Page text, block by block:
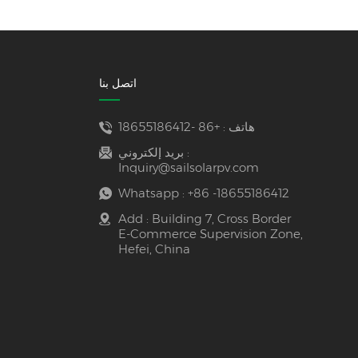
اتصل بنا
هاتف : +86 -18655186412
بريد إلكتروني :
Inquiry@sailsolarpv.com
Whatsapp : +86 -18655186412
Add : Building 7, Cross Border
E-Commerce Supervision Zone,
Hefei, China